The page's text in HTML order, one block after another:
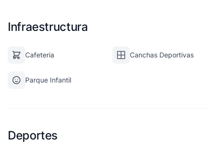
Infraestructura
Cafeteria Canchas Deportivas
Parque Infantil
Deportes